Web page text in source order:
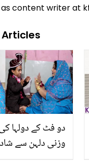
content writer at
وزنی دلہن سے